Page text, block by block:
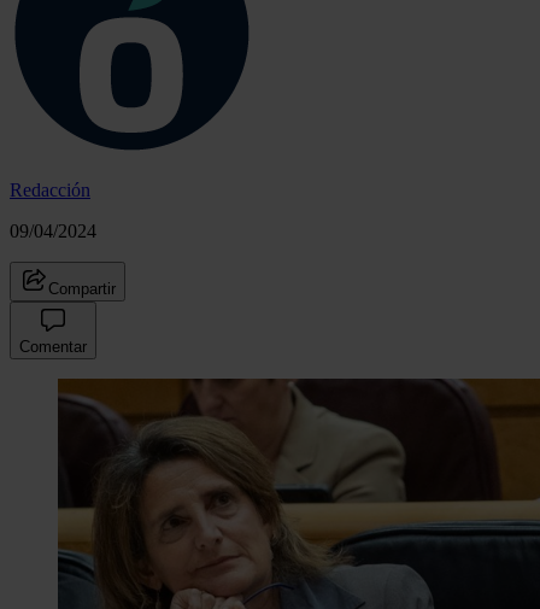
Redacción
09/04/2024
Compartir
Comentar